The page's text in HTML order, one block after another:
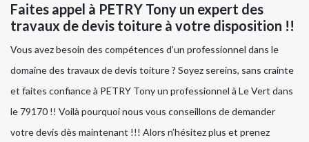
Faites appel à PETRY Tony un expert des
travaux de devis toiture à votre disposition !!
Vous avez besoin des compétences d’un professionnel dans le
domaine des travaux de devis toiture ? Soyez sereins, sans crainte
et faites confiance à PETRY Tony un professionnel à Le Vert dans
le 79170 !! Voilà pourquoi nous vous conseillons de demander
votre devis dès maintenant !!! Alors n’hésitez plus et prenez